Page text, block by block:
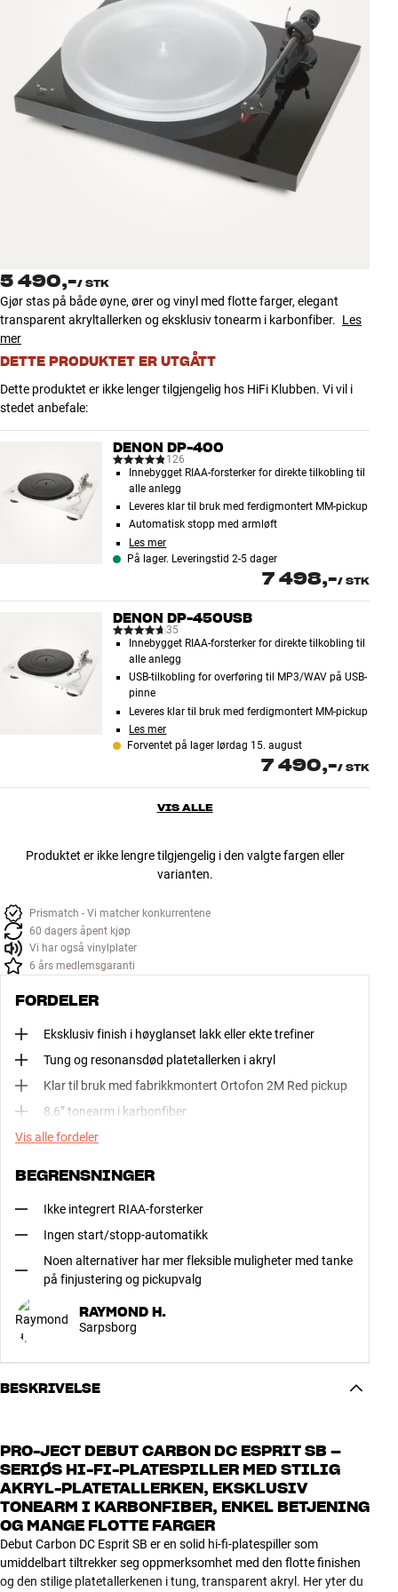
Tilbehør
INSPIRASJON
MERKER
NYHETER
Logg inn
Kundeservice
Bygg med lyd
5 490,-/ STK
Gjør stas på både øyne, ører og vinyl med flotte farger, elegant
transparent akryltallerken og eksklusiv tonearm i karbonfiber. Les
mer
DETTE PRODUKTET ER UTGÅTT
Dette produktet er ikke lenger tilgjengelig hos HiFi Klubben. Vi vil i
stedet anbefale:
DENON DP-400
126
Innebygget RIAA-forsterker for direkte tilkobling til
alle anlegg
Leveres klar til bruk med ferdigmontert MM-pickup
Automatisk stopp med armløft
Les mer
På lager. Leveringstid 2-5 dager
7 498,-/ STK
DENON DP-450USB
35
Innebygget RIAA-forsterker for direkte tilkobling til
alle anlegg
USB-tilkobling for overføring til MP3/WAV på USB-
pinne
Leveres klar til bruk med ferdigmontert MM-pickup
Les mer
Forventet på lager lørdag 15. august
7 490,-/ STK
VIS ALLE
Produktet er ikke lengre tilgjengelig i den valgte fargen eller
varianten.
Prismatch - Vi matcher konkurrentene
60 dagers åpent kjøp
Vi har også vinylplater
6 års medlemsgaranti
FORDELER
Eksklusiv finish i høyglanset lakk eller ekte trefiner
Tung og resonansdød platetallerken i akryl
Klar til bruk med fabrikkmontert Ortofon 2M Red pickup
8,6” tonearm i karbonfiber
Vis alle fordeler
BEGRENSNINGER
Ikke integrert RIAA-forsterker
Ingen start/stopp-automatikk
Noen alternativer har mer fleksible muligheter med tanke
på finjustering og pickupvalg
RAYMOND H.
Sarpsborg
BESKRIVELSE
PRO-JECT DEBUT CARBON DC ESPRIT SB –
SERIØS HI-FI-PLATESPILLER MED STILIG
AKRYL-PLATETALLERKEN, EKSKLUSIV
TONEARM I KARBONFIBER, ENKEL BETJENING
OG MANGE FLOTTE FARGER
Debut Carbon DC Esprit SB er en solid hi-fi-platespiller som
umiddelbart tiltrekker seg oppmerksomhet med den flotte finishen
og den stilige platetallerkenen i tung, transparent akryl. Her yter du